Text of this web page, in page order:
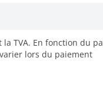
TVA. En fonction du
lors du paiement